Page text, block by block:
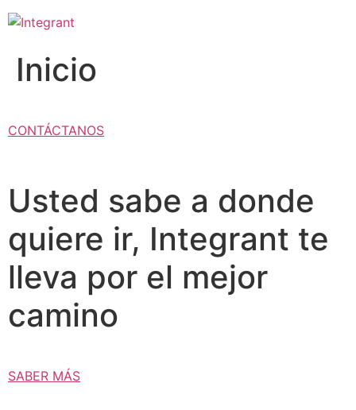
al
Inicio
CONTÁCTANOS
Usted sabe a donde
quiere ir, Integrant te
lleva por el mejor
camino
SABER MÁS